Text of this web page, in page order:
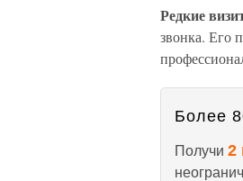
Редкие
звонка. Его
Более
Получи 2